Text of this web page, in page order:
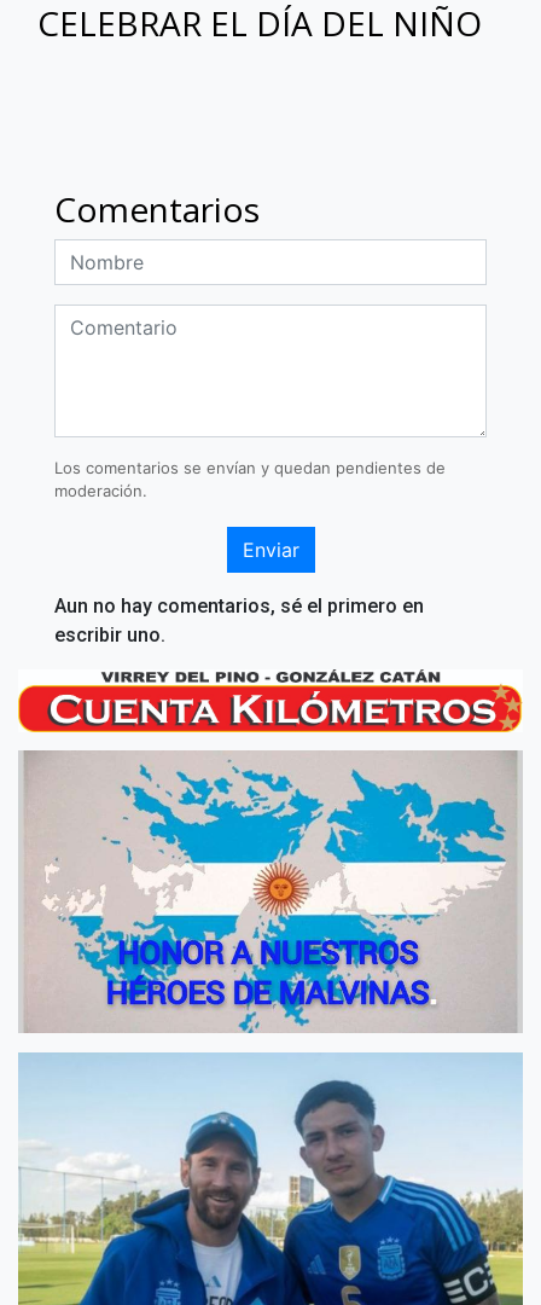
CELEBRAR EL DÍA DEL NIÑO
Comentarios
Los comentarios se envían y quedan pendientes de
moderación.
Enviar
Aun no hay comentarios, sé el primero en
escribir uno.